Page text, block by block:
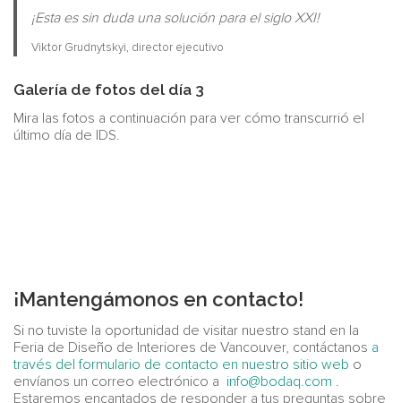
¡Esta es sin duda una solución para el siglo XXI!
Viktor Grudnytskyi, director ejecutivo
Galería de fotos del día 3
Mira las fotos a continuación para ver cómo transcurrió el
último día de IDS.
¡Mantengámonos en contacto!
Si no tuviste la oportunidad de visitar nuestro stand en la
Feria de Diseño de Interiores de Vancouver, contáctanos a
través del formulario de contacto en nuestro sitio web o
envíanos un correo electrónico a info@bodaq.com .
Estaremos encantados de responder a tus preguntas sobre